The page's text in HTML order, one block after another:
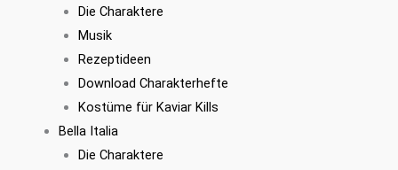
Die Charaktere
Musik
Rezeptideen
Download Charakterhefte
Kostüme für Kaviar Kills
Bella Italia
Die Charaktere